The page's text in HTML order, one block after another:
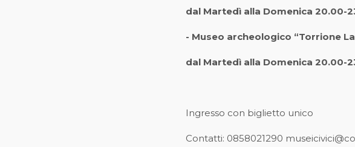
dal Martedì alla Domenica 20.00-
- Museo archeologico “Torrione
dal Martedì alla Domenica 20.00-
Ingresso con biglietto unico
Contatti: 0858021290